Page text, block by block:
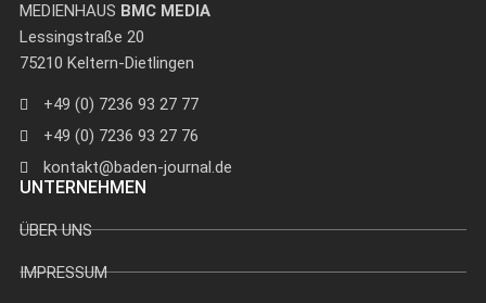
MEDIENHAUS BMC MEDIA
Lessingstraße 20
75210 Keltern-Dietlingen
+49 (0) 7236 93 27 77
+49 (0) 7236 93 27 76
kontakt@baden-journal.de
UNTERNEHMEN
ÜBER UNS
IMPRESSUM